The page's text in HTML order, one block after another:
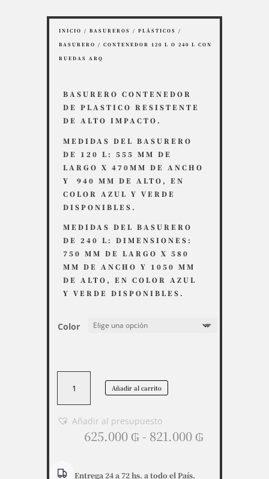
INICIO / BASUREROS / PLÁSTICOS /
BASURERO / CONTENEDOR 120 L O 240 L CON
RUEDAS ARQ
BASURERO CONTENEDOR
DE PLASTICO RESISTENTE
DE ALTO IMPACTO.
MEDIDAS DEL BASURERO
DE 120 L: 555 MM DE
LARGO X 470MM DE ANCHO
Y 940 MM DE ALTO, EN
COLOR AZUL Y VERDE
DISPONIBLES.
MEDIDAS DEL BASURERO
DE 240 L: DIMENSIONES:
750 MM DE LARGO X 580
MM DE ANCHO Y 1050 MM
DE ALTO, EN COLOR AZUL
Y VERDE DISPONIBLES.
Color
Contenedor
120
L
Añadir al carrito
Añadir al presupuesto
625.000 ₲ - 821.000 ₲Rango
Entrega 24 a 72 hs. a todo el País.